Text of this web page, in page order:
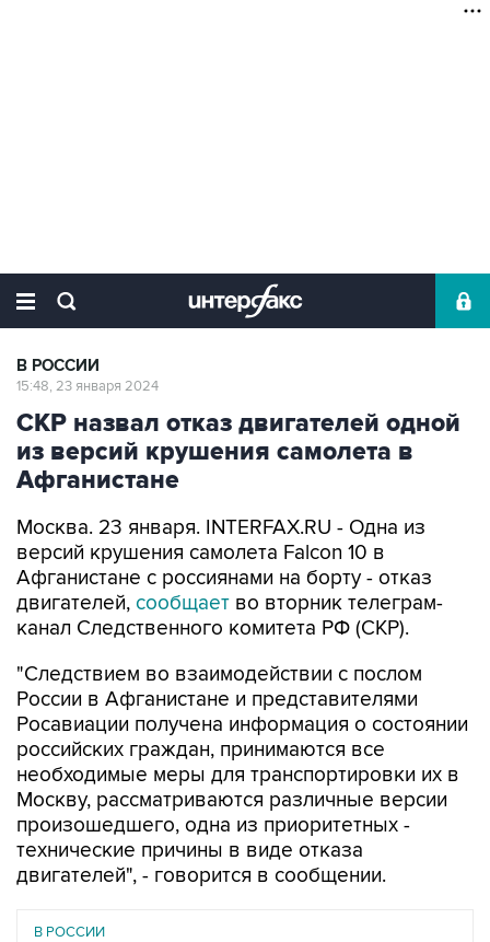
В РОССИИ
15:48, 23 января 2024
СКР назвал отказ двигателей одной
из версий крушения самолета в
Афганистане
Москва. 23 января. INTERFAX.RU - Одна из
версий крушения самолета Falcon 10 в
Афганистане с россиянами на борту - отказ
двигателей, сообщает во вторник телеграм-
канал Следственного комитета РФ (СКР).
"Следствием во взаимодействии с послом
России в Афганистане и представителями
Росавиации получена информация о состоянии
российских граждан, принимаются все
необходимые меры для транспортировки их в
Москву, рассматриваются различные версии
произошедшего, одна из приоритетных -
технические причины в виде отказа
двигателей", - говорится в сообщении.
В РОССИИ